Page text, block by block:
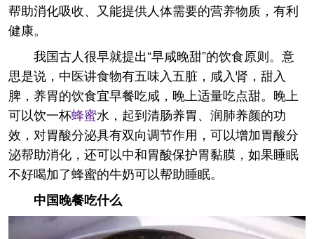
帮助消化吸收、又能提供人体需要的营养物质，有利
健康。
我国古人很早就提出“早咸晚甜”的饮食原则。意
思是说，中医讲食物有五味入五脏，咸入肾，甜入
脾，养胃的饮食宜早餐吃咸，晚上适量吃点甜。晚上
可以饮一杯蜂蜜水，起到清肠养胃、润肺养颜的功
效，对胃酸分泌具有双向调节作用，可以增加胃酸分
泌帮助消化，还可以中和胃酸保护胃黏膜，如果睡眠
不好喝加了蜂蜜的牛奶可以帮助睡眠。
中国晚餐吃什么